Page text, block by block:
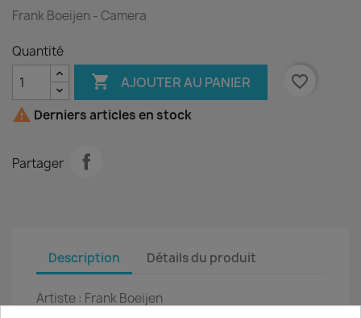
Frank Boeijen - Camera
Quantité
 AJOUTER AU PANIER
favorite_border
 Derniers articles en stock
Partager
Description Détails du produit
Artiste : Frank Boeijen